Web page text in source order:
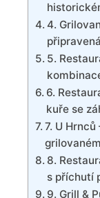
4.
5.
6.
kuře se
7. ‌U
8.‌
s příchutí
9. ‍Grill &